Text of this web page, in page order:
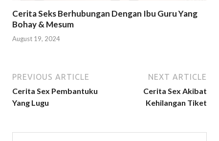
Cerita Seks Berhubungan Dengan Ibu Guru Yang
Bohay & Mesum
August 19, 2024
PREVIOUS ARTICLE
Cerita Sex Pembantuku
Yang Lugu
NEXT ARTICLE
Cerita Sex Akibat
Kehilangan Tiket